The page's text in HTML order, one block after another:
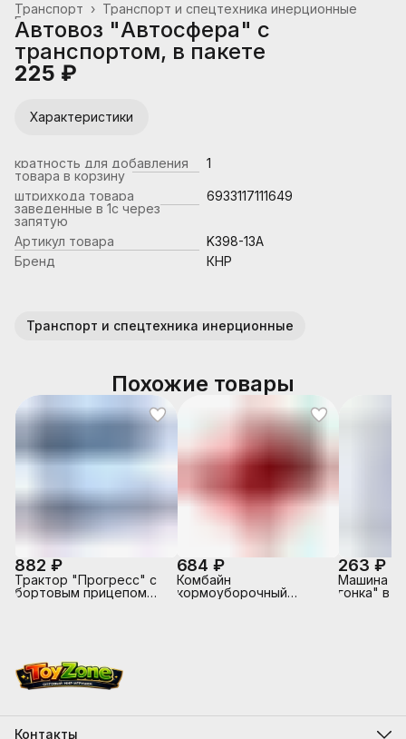
Транспорт и спецтехника инерционные
Транспорт ›
Главная
Автовоз "Автосфера" с
транспортом, в пакете
225 ₽
Характеристики
кратность для добавления
товара в корзину
1
штрихкода товара
заведенные в 1с через
запятую
6933117111649
Артикул товара
K398-13A
Бренд
КНР
Транспорт и спецтехника инерционные
Похожие товары
882 ₽
Трактор "Прогресс" с
бортовым прицепом
684 ₽
Комбайн
кормоуборочный
263 ₽
Машина
гонка" в
Контакты